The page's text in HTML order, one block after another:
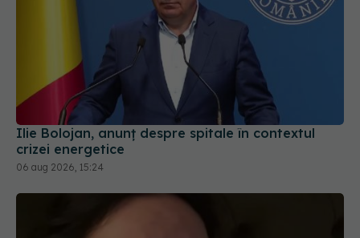
Ilie Bolojan, anunț despre spitale în contextul
crizei energetice
06 aug 2026, 15:24